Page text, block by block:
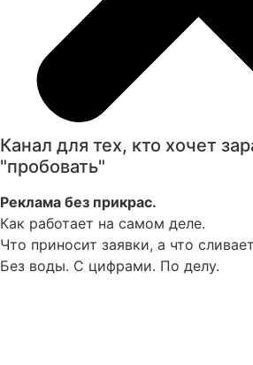
Канал для тех, кто хочет
"пробовать"
Реклама без прикрас.
Как работает на самом деле.
Что приносит заявки, а что
Без воды. С цифрами. По делу.